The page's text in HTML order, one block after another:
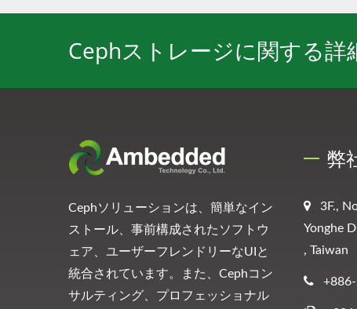
Cephストレージに関する
Cephソリューションは、簡単なイン
ストール、事前構成されたソフトウ
ェア、ユーザーフレンドリーなUIと
統合されています。また、Cephコン
サルティング、プロフェッショナル
弊
3F.,
Yonghe
, Taiwan